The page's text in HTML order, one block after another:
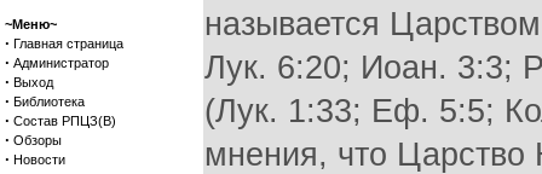
~Меню~
· Главная страница
· Администратор
· Выход
· Библиотека
· Состав РПЦЗ(В)
· Обзоры
· Новости
называется
Лук. 6:20; Иоан. 3:3;
(Лук. 1:33; Еф. 5:5;
мнения, что